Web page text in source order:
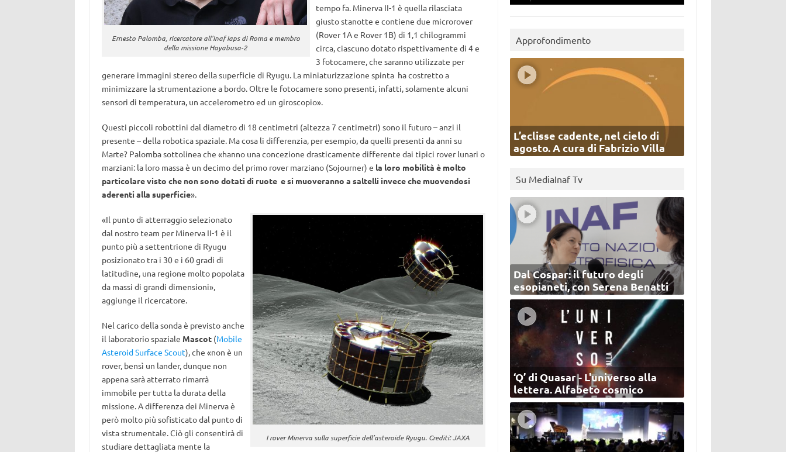
Ernesto Palomba, ricercatore all’Inaf Iaps di Roma e membro
della missione Hayabusa-2
tempo fa. Minerva II-1 è quella rilasciata
giusto stanotte e contiene due microrover
(Rover 1A e Rover 1B) di 1,1 chilogrammi
circa, ciascuno dotato rispettivamente di 4 e
3 fotocamere, che saranno utilizzate per
generare immagini stereo della superficie di Ryugu. La miniaturizzazione spinta ha costretto a
minimizzare la strumentazione a bordo. Oltre le fotocamere sono presenti, infatti, solamente alcuni
sensori di temperatura, un accelerometro ed un giroscopio».
Questi piccoli robottini dal diametro di 18 centimetri (altezza 7 centimetri) sono il futuro – anzi il
presente – della robotica spaziale. Ma cosa li differenzia, per esempio, da quelli presenti da anni su
Marte? Palomba sottolinea che «hanno una concezione drasticamente differente dai tipici rover lunari o
marziani: la loro massa è un decimo del primo rover marziano (Sojourner) e la loro mobilità è molto
particolare visto che non sono dotati di ruote e si muoveranno a saltelli invece che muovendosi
aderenti alla superficie».
I rover Minerva sulla superficie dell’asteroide Ryugu. Crediti: JAXA
«Il punto di atterraggio selezionato
dal nostro team per Minerva II-1 è il
punto più a settentrione di Ryugu
posizionato tra i 30 e i 60 gradi di
latitudine, una regione molto popolata
da massi di grandi dimensioni»,
aggiunge il ricercatore.
Nel carico della sonda è previsto anche
il laboratorio spaziale Mascot(Mobile
Asteroid Surface Scout), che «non è un
rover, bensì un lander, dunque non
appena sarà atterrato rimarrà
immobile per tutta la durata della
missione. A differenza dei Minerva è
però molto più sofisticato dal punto di
vista strumentale. Ciò gli consentirà di
studiare dettagliata mente la
Approfondimento
L’eclisse cadente, nel cielo di
agosto. A cura di Fabrizio Villa
Su MediaInaf Tv
Dal Cospar: il futuro degli
esopianeti, con Serena Benatti
‘Q’ di Quasar - L'universo alla
lettera. Alfabeto cosmico